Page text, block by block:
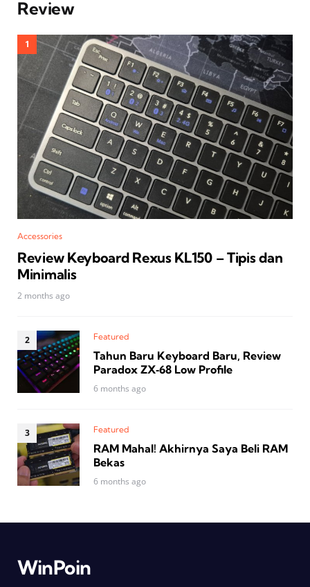
Review
Accessories
Review Keyboard Rexus KL150 – Tipis dan
Minimalis
2 months ago
Featured
Tahun Baru Keyboard Baru, Review
Paradox ZX‑68 Low Profile
6 months ago
Featured
RAM Mahal! Akhirnya Saya Beli RAM
Bekas
6 months ago
WinPoin